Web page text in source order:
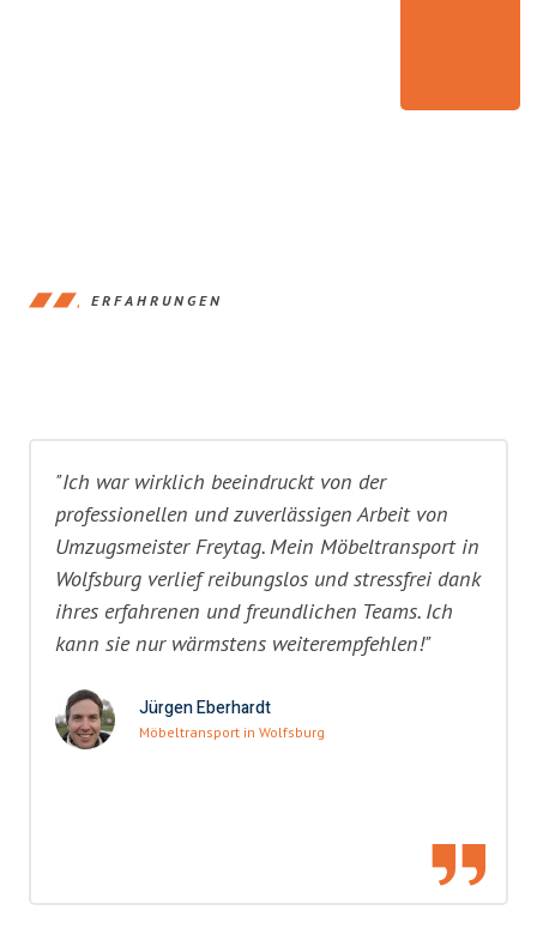
ERFAHRUNGEN
"Ich war wirklich beeindruckt von der
professionellen und zuverlässigen Arbeit von
Umzugsmeister Freytag. Mein Möbeltransport in
Wolfsburg verlief reibungslos und stressfrei dank
ihres erfahrenen und freundlichen Teams. Ich
kann sie nur wärmstens weiterempfehlen!"
Jürgen Eberhardt
Möbeltransport in Wolfsburg